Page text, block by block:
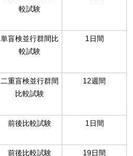
較試験
単盲検並行群間比
較試験
1日間
二重盲検並行群間
比較試験
12週間
前後比較試験 1日間
前後比較試験 19日間